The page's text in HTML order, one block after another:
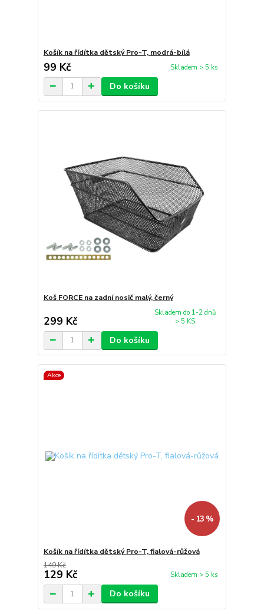
Košík na řídítka dětský Pro-T, modrá-bílá
99 Kč Skladem > 5 ks
Do košíku
Koš FORCE na zadní nosič malý, černý
299 Kč
Skladem do 1-2 dnů
> 5 KS
Do košíku
Akce
- 13 %
Košík na řídítka dětský Pro-T, fialová-růžová
149 Kč
129 Kč Skladem > 5 ks
Do košíku